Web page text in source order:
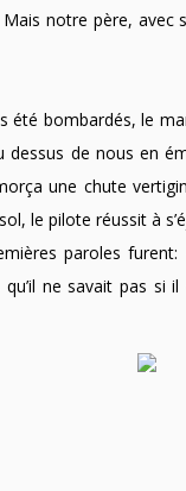
notre père, avec
été bombardés, le
dessus de nous en
une chute
le pilote réussit à
paroles
qu’il ne savait pas